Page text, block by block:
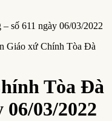
Giáo xứ Chính Tòa Đà
Tòa Đà
06/03/2022